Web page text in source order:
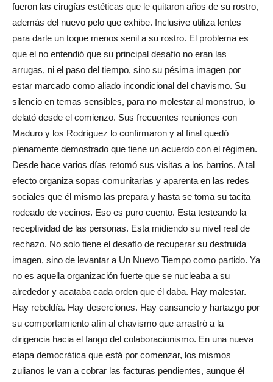
fueron las cirugías estéticas que le quitaron años de su rostro,
además del nuevo pelo que exhibe. Inclusive utiliza lentes
para darle un toque menos senil a su rostro. El problema es
que el no entendió que su principal desafío no eran las
arrugas, ni el paso del tiempo, sino su pésima imagen por
estar marcado como aliado incondicional del chavismo. Su
silencio en temas sensibles, para no molestar al monstruo, lo
delató desde el comienzo. Sus frecuentes reuniones con
Maduro y los Rodríguez lo confirmaron y al final quedó
plenamente demostrado que tiene un acuerdo con el régimen.
Desde hace varios días retomó sus visitas a los barrios. A tal
efecto organiza sopas comunitarias y aparenta en las redes
sociales que él mismo las prepara y hasta se toma su tacita
rodeado de vecinos. Eso es puro cuento. Esta testeando la
receptividad de las personas. Esta midiendo su nivel real de
rechazo. No solo tiene el desafío de recuperar su destruida
imagen, sino de levantar a Un Nuevo Tiempo como partido. Ya
no es aquella organización fuerte que se nucleaba a su
alrededor y acataba cada orden que él daba. Hay malestar.
Hay rebeldía. Hay deserciones. Hay cansancio y hartazgo por
su comportamiento afín al chavismo que arrastró a la
dirigencia hacia el fango del colaboracionismo. En una nueva
etapa democrática que está por comenzar, los mismos
zulianos le van a cobrar las facturas pendientes, aunque él